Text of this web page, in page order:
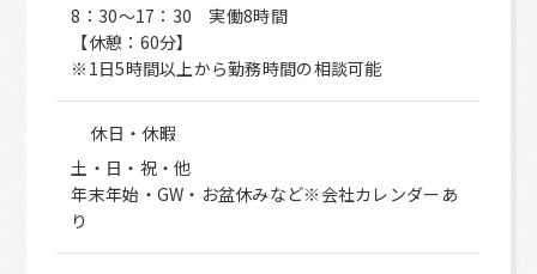
8：30～17：30 実働8時間
【休憩：60分】
※1日5時間以上から勤務時間の相談可能
休日・休暇
土・日・祝・他
年末年始・GW・お盆休みなど※会社カレンダーあ
り